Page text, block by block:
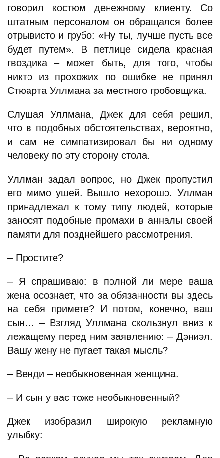
говорил костюм денежному клиенту. Со
штатным персоналом он обращался более
отрывисто и грубо: «Ну ты, лучше пусть все
будет путем». В петлице сидела красная
гвоздика – может быть, для того, чтобы
никто из прохожих по ошибке не принял
Стюарта Уллмана за местного гробовщика.
Слушая Уллмана, Джек для себя решил,
что в подобных обстоятельствах, вероятно,
и сам не симпатизировал бы ни одному
человеку по эту сторону стола.
Уллман задал вопрос, но Джек пропустил
его мимо ушей. Вышло нехорошо. Уллман
принадлежал к тому типу людей, которые
заносят подобные промахи в анналы своей
памяти для позднейшего рассмотрения.
– Простите?
– Я спрашиваю: в полной ли мере ваша
жена осознает, что за обязанности вы здесь
на себя примете? И потом, конечно, ваш
сын… – Взгляд Уллмана скользнул вниз к
лежащему перед ним заявлению: – Дэниэл.
Вашу жену не пугает такая мысль?
– Венди – необыкновенная женщина.
– И сын у вас тоже необыкновенный?
Джек изобразил широкую рекламную
улыбку: